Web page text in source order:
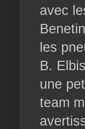
avec
les
B.
une
team